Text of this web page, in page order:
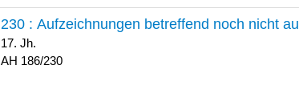
230 : Aufzeichnungen betreffend noch nicht
17. Jh.
186/230